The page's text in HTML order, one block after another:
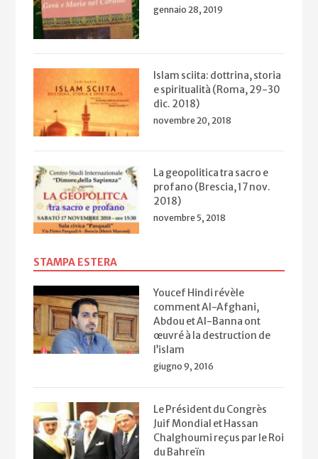
gennaio 28, 2019
Islam sciita: dottrina, storia
e spiritualità (Roma, 29-30
dic. 2018)
novembre 20, 2018
La geopolitica tra sacro e
profano (Brescia, 17 nov.
2018)
novembre 5, 2018
STAMPA ESTERA
Youcef Hindi révèle
comment Al-Afghani,
Abdou et Al-Banna ont
œuvré à la destruction de
l’islam
giugno 9, 2016
Le Président du Congrès
Juif Mondial et Hassan
Chalghoumi reçus par le Roi
du Bahreïn